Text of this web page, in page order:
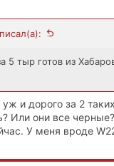
тыр готов из
и дорого за 2
Или они все
У меня вроде